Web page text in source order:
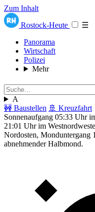
Zum Inhalt
Rostock-Heute
☰
Panorama
Wirtschaft
Polizei
Mehr
A
🚧 Baustellen 🚢 Kreuzfahrt
Sonnenaufgang 05:33 Uhr
21:01 Uhr im
Nordosten, Monduntergang
abnehmender Halbmond.